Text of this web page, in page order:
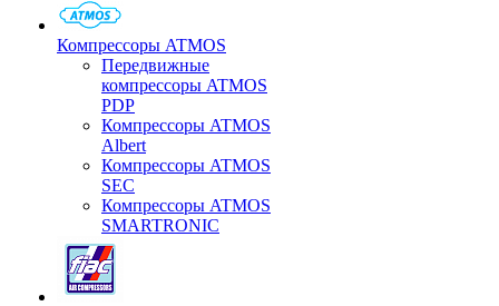
Компрессоры ATMOS
Передвижные
компрессоры ATMOS
PDP
Компрессоры ATMOS
Albert
Компрессоры ATMOS
SEC
Компрессоры ATMOS
SMARTRONIC